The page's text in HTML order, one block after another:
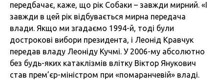
передбачає, каже, що рік Собаки – завжди мирний. «І
завжди в цей рік відбувається мирна передача
влади. Якщо ми згадаємо 1994-й, тоді були
дострокові вибори президента, і Леонід Кравчук
передав владу Леоніду Кучмі. У 2006-му абсолютно
без будь-яких катаклізмів влітку Віктор Янукович
став прем’єр-міністром при «помаранчевій» владі.